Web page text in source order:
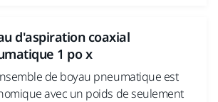
d'aspiration coaxial
1 po x
de boyau pneumatique est
avec un poids de seulement